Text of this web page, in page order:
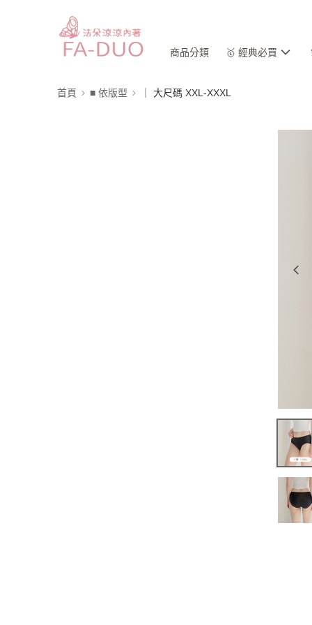
商品分類 🥇 經典必買
首頁 ■ 依版型 ｜ 大尺碼 XXL-XXXL